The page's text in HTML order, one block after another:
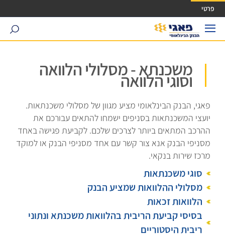
גישה ישירה לכפתור כניסה לחשבונך
פרטי
search
משכנתא - מסלולי הלוואה
וסוגי הלוואה
פאגי, הבנק הבינלאומי מציע מגוון של מסלולי משכנתאות.
יועצי המשכנתאות בסניפים ישמחו להתאים עבורכם את
ההרכב המתאים ביותר לצרכים שלכם. לקביעת פגישה באחד
מסניפי הבנק אנא צור קשר עם אחד מסניפי הבנק או למוקד
מרכז שירות בנקאי.
סוגי משכנתאות
מסלולי ההלוואות שמציע הבנק
הלוואות זכאות
בסיסי קביעת הריבית בהלוואות משכנתא ונתוני
ריבית היסטוריים